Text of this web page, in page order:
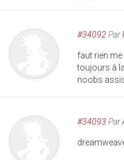
#34092 Par
faut rien
toujours à
noobs
#34093 Par